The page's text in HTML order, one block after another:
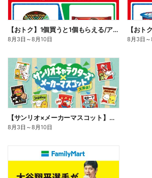
【おトク】1個買うと1個もらえる/アイス
8月3日 ～8月10日 8月3日 ～
【サンリオ×メーカーマスコット】オリジナルグッズ貰える!
8月3日 ～8月10日